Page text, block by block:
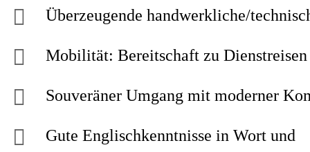
Überzeugende handwerkliche/
Mobilität: Bereitschaft zu Dienstreisen
Souveräner Umgang mit moderner
Gute Englischkenntnisse in Wort und